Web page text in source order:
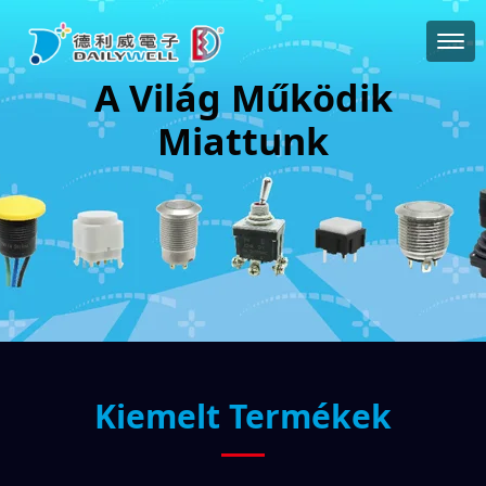
A Világ Működik
Miattunk
Kiemelt Termékek